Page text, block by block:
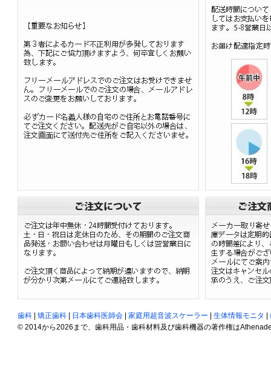
歯科 矯正歯科 日本歯科医師会 家庭用超音波スケーラー 生体情報モニタ
© 2014から2026まで、歯科用品・歯科材料及び歯科機器の著作権は